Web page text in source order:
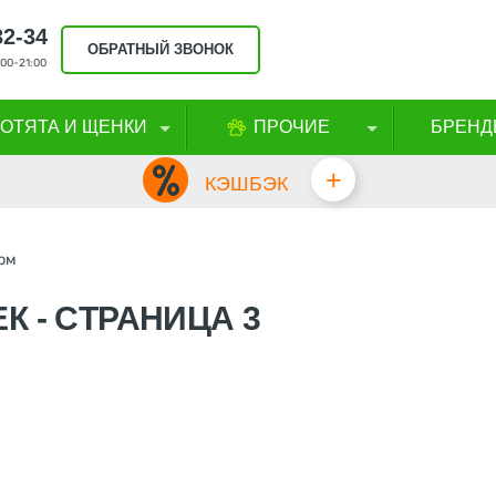
34
21:00
ОБРАТНЫЙ ЗВОНОК
И ЩЕНКИ ПРОЧИЕ
КЭШБЭК +
- CТРАНИЦА 3